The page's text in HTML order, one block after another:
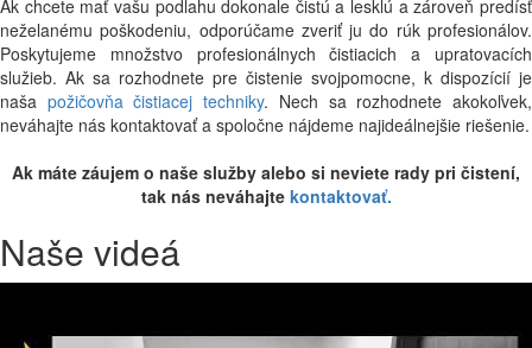
Ak chcete mať vašu podlahu dokonale čistú a lesklú a zároveň predísť
neželanému poškodeniu, odporúčame zveriť ju do rúk profesionálov.
Poskytujeme množstvo profesionálnych čistiacich a upratovacích
služieb. Ak sa rozhodnete pre čistenie svojpomocne, k dispozícií je
naša požičovňa čistiacej techniky. Nech sa rozhodnete akokoľvek,
neváhajte nás kontaktovať a spoločne nájdeme najideálnejšie riešenie.
Ak máte záujem o naše služby alebo si neviete rady pri čistení,
tak nás neváhajte kontaktovať.
Naše videá